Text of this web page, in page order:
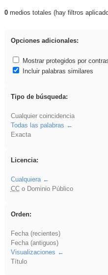
Resultados de:
0medios totales (hay filtros
Opciones adicionales:
Mostrar protegidos por
Incluir palabras similares
Tipo de búsqueda:
Cualquier coincidencia
Todas las palabras
Exacta
Licencia:
Cualquiera
CCo Dominio Público
Orden:
Fecha (recientes)
Fecha (antiguos)
Visualizaciones
Título